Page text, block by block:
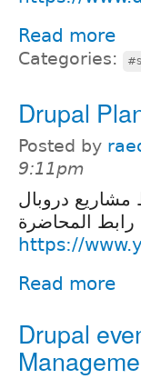
Read more
Categories:
Posted by
9:11pm
دروبال
رابط المحاضرة
https://
Read more
Drupal